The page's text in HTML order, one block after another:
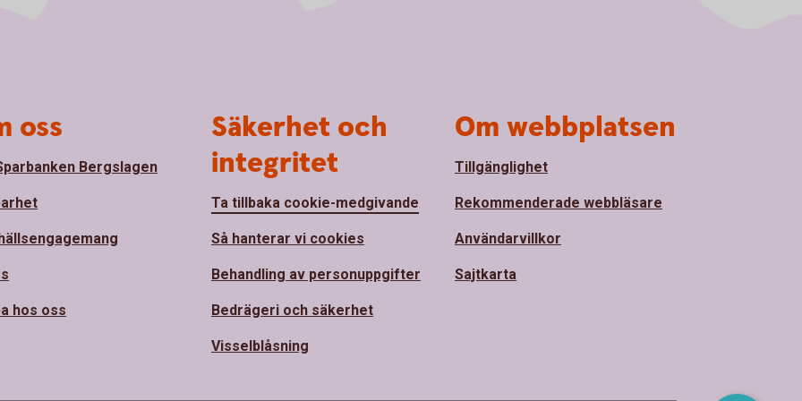
oss
Bergslagen
hos oss
Säkerhet och
integritet
Ta tillbaka cookie-medgivande
Så hanterar vi cookies
Behandling av personuppgifter
Bedrägeri och säkerhet
Visselblåsning
Om webbplatsen
Tillgänglighet
Rekommenderade webbläsare
Användarvillkor
Sajtkarta